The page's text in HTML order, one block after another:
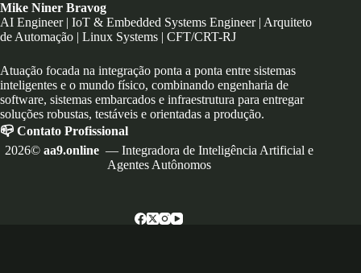
Mike Niner Bravog
AI Engineer | IoT & Embedded Systems Engineer | Arquiteto
de Automação | Linux Systems | CFT/CRT-RJ
Atuação focada na integração ponta a ponta entre sistemas
inteligentes e o mundo físico, combinando engenharia de
software, sistemas embarcados e infraestrutura para entregar
soluções robustas, testáveis e orientadas a produção.
📪 Contato Profissional
2026© aa9.online— Integradora de Inteligência Artificial e
Agentes Autônomos